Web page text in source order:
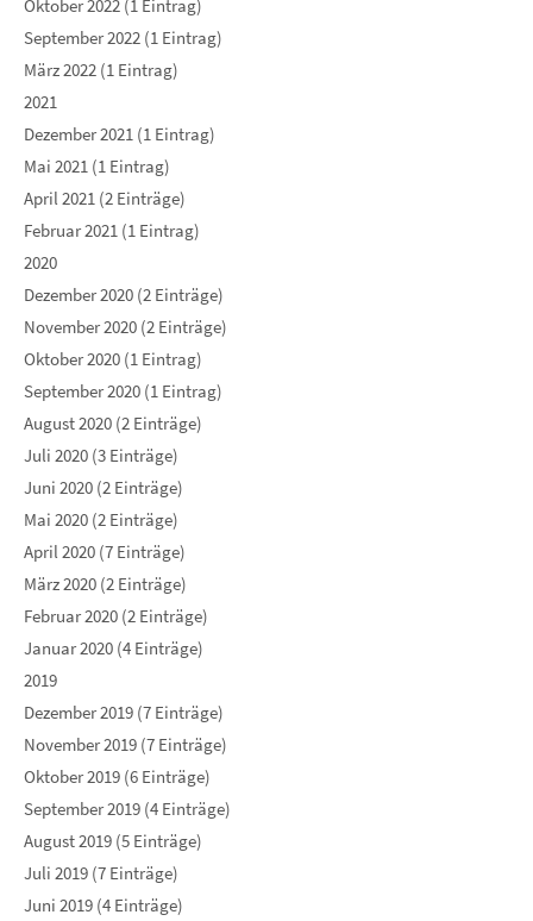
Oktober 2022 (1 Eintrag)
September 2022 (1 Eintrag)
März 2022 (1 Eintrag)
2021
Dezember 2021 (1 Eintrag)
Mai 2021 (1 Eintrag)
April 2021 (2 Einträge)
Februar 2021 (1 Eintrag)
2020
Dezember 2020 (2 Einträge)
November 2020 (2 Einträge)
Oktober 2020 (1 Eintrag)
September 2020 (1 Eintrag)
August 2020 (2 Einträge)
Juli 2020 (3 Einträge)
Juni 2020 (2 Einträge)
Mai 2020 (2 Einträge)
April 2020 (7 Einträge)
März 2020 (2 Einträge)
Februar 2020 (2 Einträge)
Januar 2020 (4 Einträge)
2019
Dezember 2019 (7 Einträge)
November 2019 (7 Einträge)
Oktober 2019 (6 Einträge)
September 2019 (4 Einträge)
August 2019 (5 Einträge)
Juli 2019 (7 Einträge)
Juni 2019 (4 Einträge)